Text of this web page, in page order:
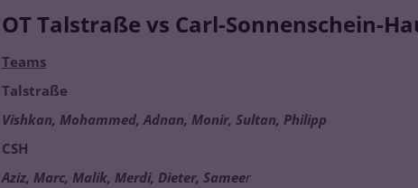
OT Talstraße vs Carl-Sonnenschein-
Teams
Talstraße
Vishkan, Mohammed, Adnan, Monir, Sultan, Philipp
CSH
Aziz, Marc, Malik, Merdi, Dieter, Sameer